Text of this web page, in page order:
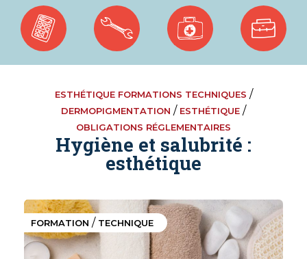
ESTHÉTIQUE FORMATIONS TECHNIQUES /
DERMOPIGMENTATION / ESTHÉTIQUE /
OBLIGATIONS RÉGLEMENTAIRES
Hygiène et salubrité :
esthétique
FORMATION / TECHNIQUE